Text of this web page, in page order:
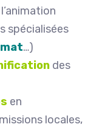
spécialisées
…)
des
en
locales,